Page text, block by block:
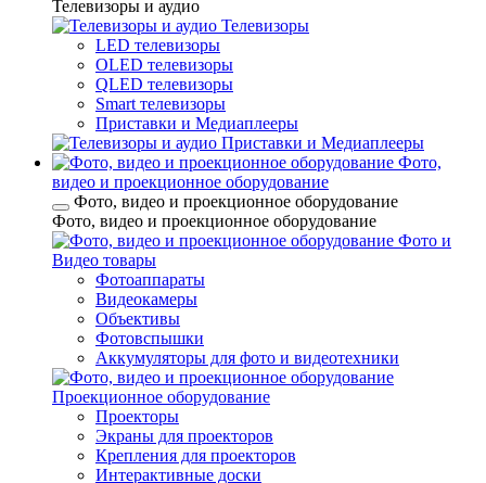
Телевизоры и аудио
Телевизоры
LED телевизоры
OLED телевизоры
QLED телевизоры
Smart телевизоры
Приставки и Медиаплееры
Приставки и Медиаплееры
Фото,
видео и проекционное оборудование
Фото, видео и проекционное оборудование
Фото, видео и проекционное оборудование
Фото и
Видео товары
Фотоаппараты
Видеокамеры
Объективы
Фотовспышки
Аккумуляторы для фото и видеотехники
Проекционное оборудование
Проекторы
Экраны для проекторов
Крепления для проекторов
Интерактивные доски